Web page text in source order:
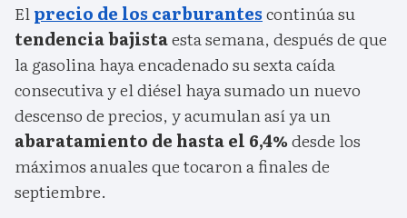
Elprecio de los carburantescontinúa su
tendencia bajistaesta semana, después de que
la gasolina haya encadenado su sexta caída
consecutiva y el diésel haya sumado un nuevo
descenso de precios, y acumulan así ya un
abaratamiento de hasta el 6,4%desde los
máximos anuales que tocaron a finales de
septiembre.